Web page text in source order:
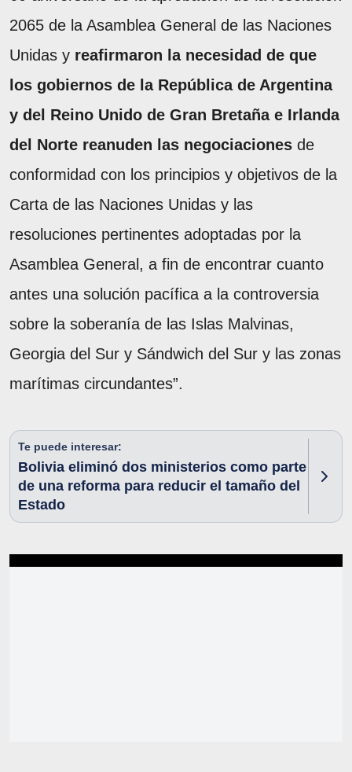
2065 de la Asamblea General de las Naciones
Unidas y reafirmaron la necesidad de que
los gobiernos de la República de Argentina
y del Reino Unido de Gran Bretaña e Irlanda
del Norte reanuden las negociaciones de
conformidad con los principios y objetivos de la
Carta de las Naciones Unidas y las
resoluciones pertinentes adoptadas por la
Asamblea General, a fin de encontrar cuanto
antes una solución pacífica a la controversia
sobre la soberanía de las Islas Malvinas,
Georgia del Sur y Sándwich del Sur y las zonas
marítimas circundantes”.
Te puede interesar:
Bolivia eliminó dos ministerios como parte
de una reforma para reducir el tamaño del
Estado